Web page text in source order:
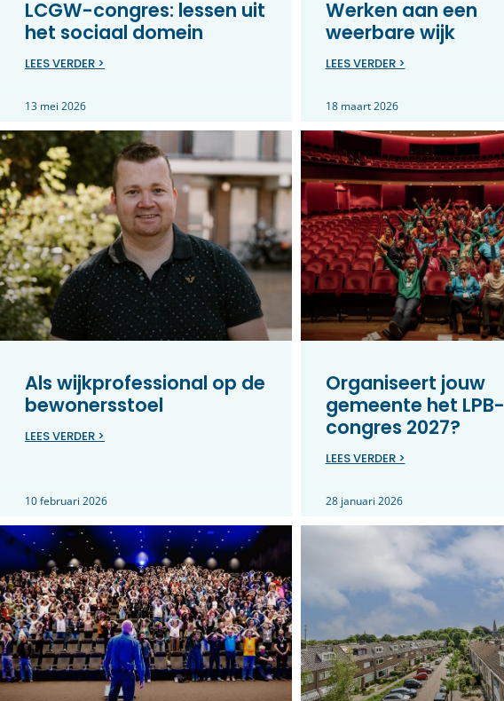
LCGW-congres: lessen uit
het sociaal domein
LEES VERDER >
13 mei 2026
Werken aan een
weerbare wijk
LEES VERDER >
18 maart 2026
Als wijkprofessional op de
bewonersstoel
LEES VERDER >
10 februari 2026
Organiseert jouw
gemeente het LPB-
congres 2027?
LEES VERDER >
28 januari 2026